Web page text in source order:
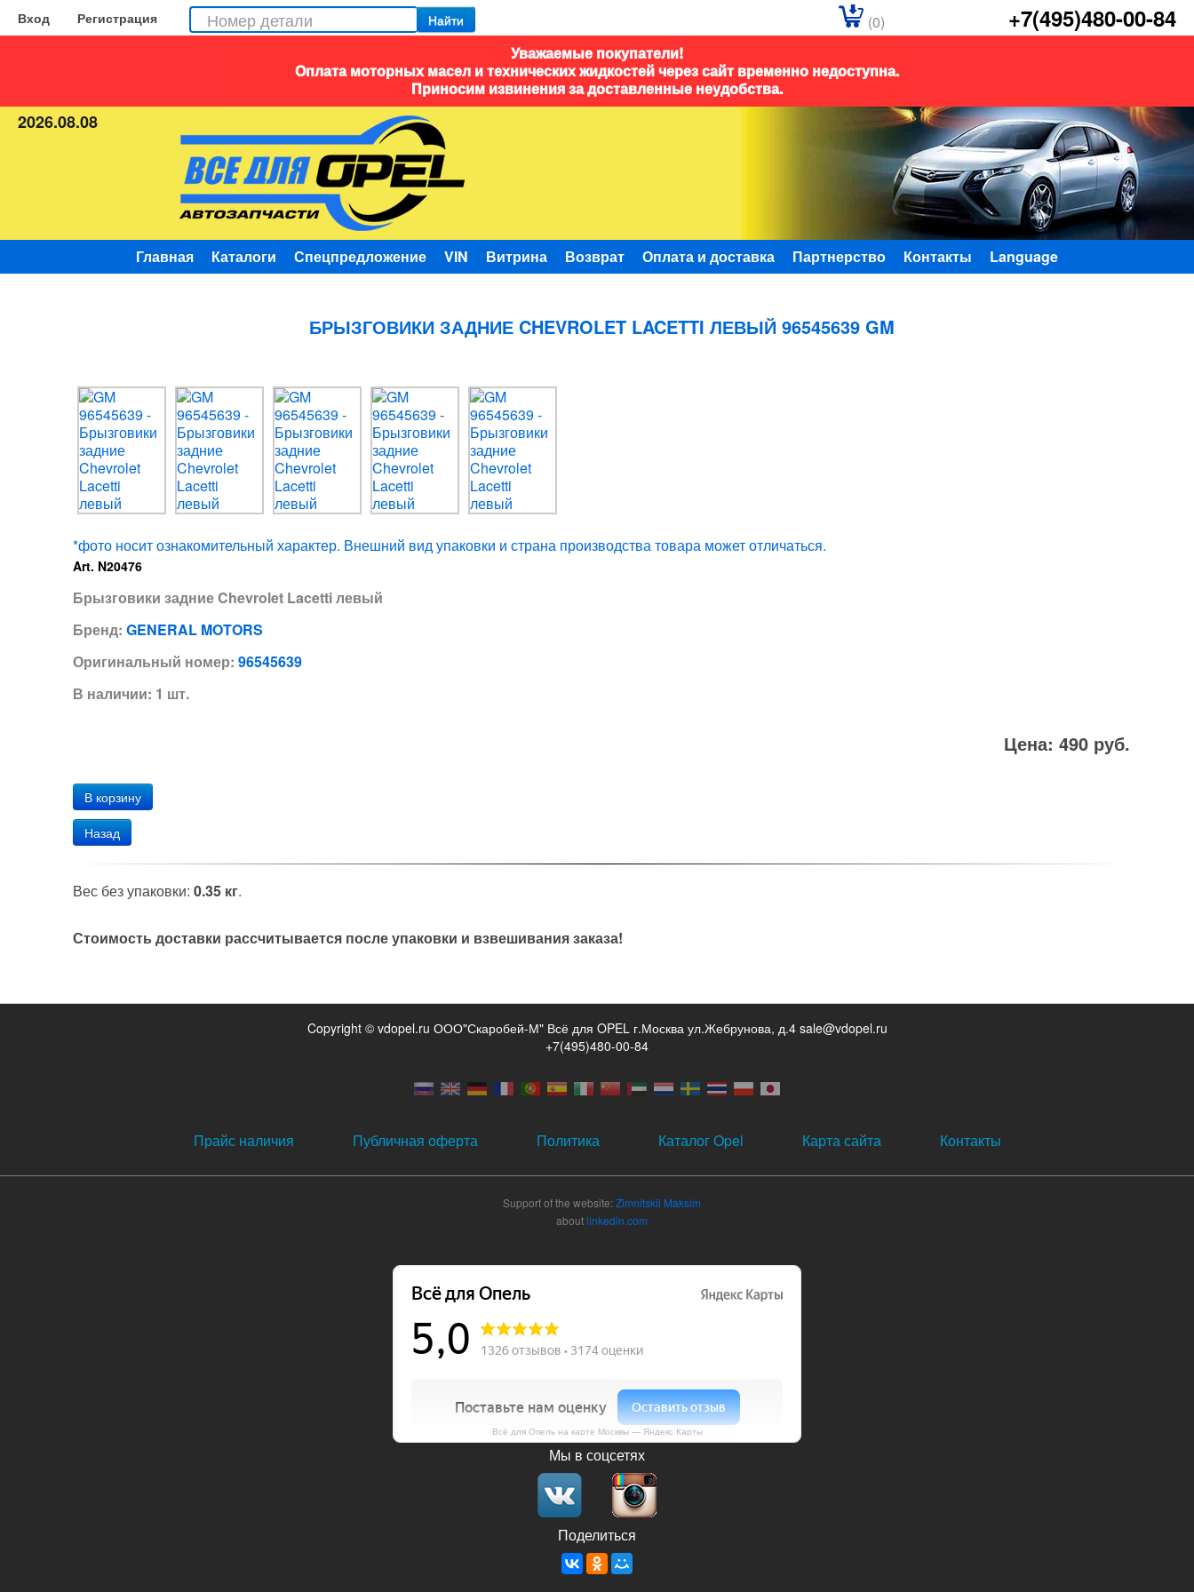
Вход Регистрация Найти (0) +7(495)480-00-84
Уважаемые покупатели!
Оплата моторных масел и технических жидкостей через сайт временно недоступна.
Приносим извинения за доставленные неудобства.
2026.08.08
Главная Каталоги Спецпредложение VIN Витрина Возврат Оплата и доставка Партнерство Контакты Language
БРЫЗГОВИКИ ЗАДНИЕ CHEVROLET LACETTI ЛЕВЫЙ 96545639 GM
*фото носит ознакомительный характер. Внешний вид упаковки и страна производства товара может отличаться.
Art. N20476
Брызговики задние Chevrolet Lacetti левый
Бренд: GENERAL MOTORS
Оригинальный номер: 96545639
В наличии: 1 шт.
Цена: 490 руб.
Назад
Вес без упаковки: 0.35 кг.
Стоимость доставки рассчитывается после упаковки и взвешивания заказа!
Copyright © vdopel.ru ООО"Скаробей-М" Всё для OPEL г.Москва ул.Жебрунова, д.4 sale@vdopel.ru
+7(495)480-00-84
Прайс наличия Публичная оферта Политика Каталог Opel Карта сайта Контакты
Support of the website:Zimnitskii Maksim
aboutlinkedin.com
Всё для Опель на карте Москвы — Яндекс Карты
Мы в соцсетях
Поделиться